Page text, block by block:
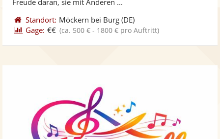
Standort: Möckern bei Burg (DE)
Gage: €€ (ca. 500 € - 1800 € pro Auftritt)